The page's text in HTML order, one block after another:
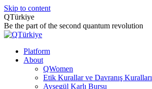
Skip to content
QTürkiye
Be the part of the second quantum revolution
Platform
About
QWomen
Etik Kurallar ve Davranış Kuralları
Ayşegül Karlı Bursu